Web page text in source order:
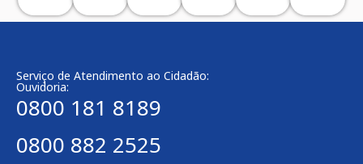
Serviço de Atendimento ao Cidadão:
Ouvidoria:
0800 181 8189
0800 882 2525